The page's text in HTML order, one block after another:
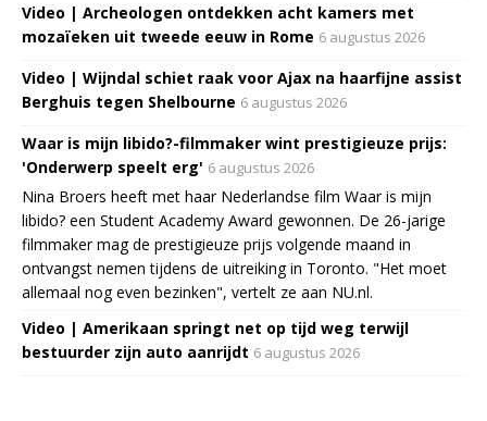
Video | Archeologen ontdekken acht kamers met
mozaïeken uit tweede eeuw in Rome 6 augustus 2026
Video | Wijndal schiet raak voor Ajax na haarfijne assist
Berghuis tegen Shelbourne 6 augustus 2026
Waar is mijn libido?-filmmaker wint prestigieuze prijs:
'Onderwerp speelt erg' 6 augustus 2026
Nina Broers heeft met haar Nederlandse film Waar is mijn
libido? een Student Academy Award gewonnen. De 26-jarige
filmmaker mag de prestigieuze prijs volgende maand in
ontvangst nemen tijdens de uitreiking in Toronto. "Het moet
allemaal nog even bezinken", vertelt ze aan NU.nl.
Video | Amerikaan springt net op tijd weg terwijl
bestuurder zijn auto aanrijdt 6 augustus 2026